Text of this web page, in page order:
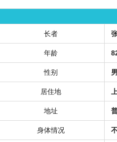
长者
年龄
性别 男
居住地
地址
身体情况